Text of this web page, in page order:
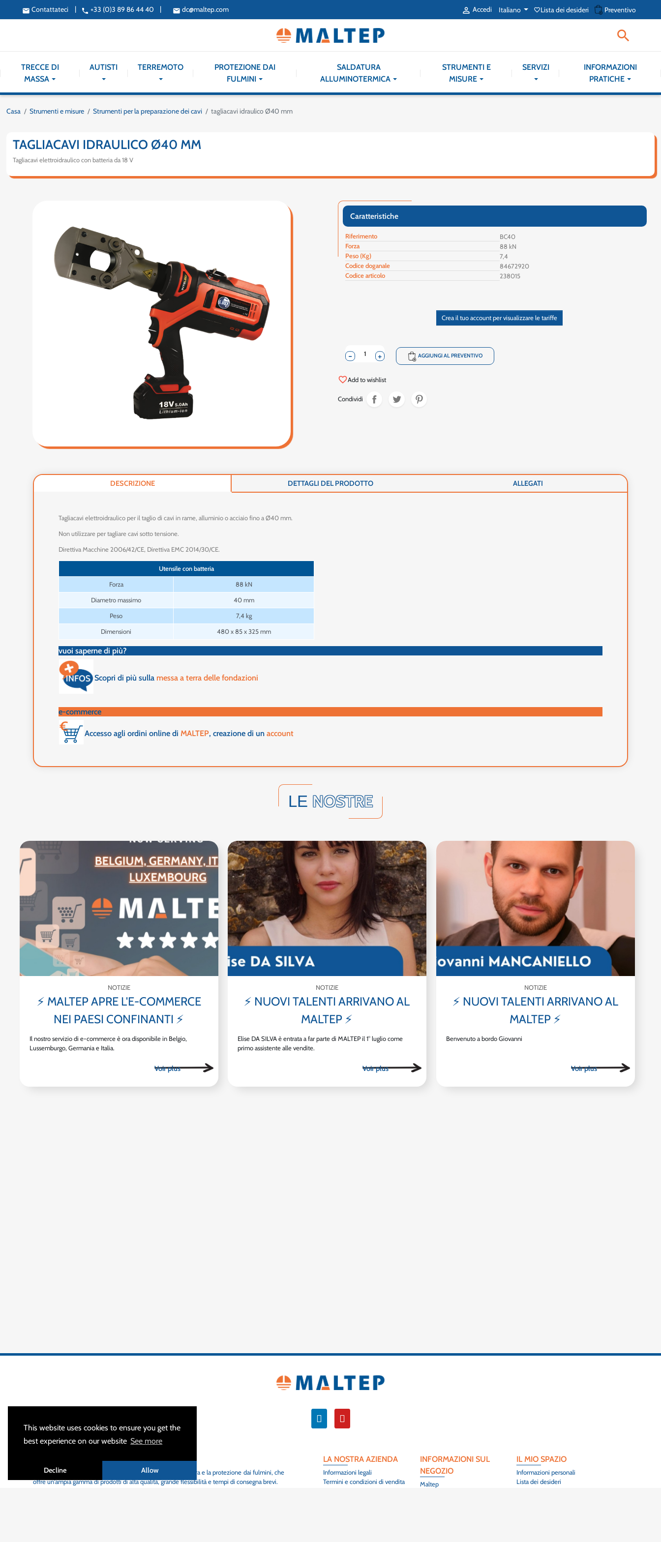
This website uses cookies to ensure you get the
best experience on our website See more
Decline Allow
email Contattateci | phone +33 (0)3 89 86 44 40 | email dc@maltep.com  Accedi Italiano favorite_borderLista dei desideri shopping_cart Preventivo

TRECCE DI
MASSA
AUTISTI TERREMOTO
PROTEZIONE DAI
FULMINI
SALDATURA
ALLUMINOTERMICA
STRUMENTI E
MISURE
SERVIZI
INFORMAZIONI
PRATICHE
Casa Strumenti e misure Strumenti per la preparazione dei cavi tagliacavi idraulico Ø40 mm
TAGLIACAVI IDRAULICO Ø40 MM
Tagliacavi elettroidraulico con batteria da 18 V
Caratteristiche
Riferimento
BC40
Forza
88 kN
Peso (Kg)
7,4
Codice doganale
84672920
Codice articolo
238015
Crea il tuo account per visualizzare le tariffe
+
- shopping_cart AGGIUNGI AL PREVENTIVO
favorite_borderAdd to wishlist
Condividi
DESCRIZIONE DETTAGLI DEL PRODOTTO ALLEGATI
Tagliacavi elettroidraulico per il taglio di cavi in rame, alluminio o acciaio fino a Ø40 mm.
Non utilizzare per tagliare cavi sotto tensione.
Direttiva Macchine 2006/42/CE, Direttiva EMC 2014/30/CE.
Utensile con batteria
Forza
88 kN
Diametro massimo
40 mm
Peso
7,4 kg
Dimensioni
480 x 85 x 325 mm
vuoi saperne di più?
Scopri di più sulla messa a terra delle fondazioni
e-commerce
Accesso agli ordini online diMALTEP, creazione di unaccount
LE NOSTRE
NOTIZIE
⚡ MALTEP APRE L'E-COMMERCE
NEI PAESI CONFINANTI ⚡
Il nostro servizio di e-commerce è ora disponibile in Belgio,
Lussemburgo, Germania e Italia.
NOTIZIE
⚡ NUOVI TALENTI ARRIVANO AL
MALTEP ⚡
Elise DA SILVA è entrata a far parte di MALTEP il 1° luglio come
primo assistente alle vendite.
NOTIZIE
⚡ NUOVI TALENTI ARRIVANO AL
MALTEP ⚡
Benvenuto a bordo Giovanni
MALTEPè lo specialista in apparecchiature per la messa a terra e la protezione dai fulmini, che
offre un'ampia gamma di prodotti di alta qualità, grande flessibilità e tempi di consegna brevi.
LA NOSTRA AZIENDA
Informazioni legali
Termini e condizioni di vendita
INFORMAZIONI SUL
NEGOZIO
Maltep
IL MIO SPAZIO
Informazioni personali
Lista dei desideri